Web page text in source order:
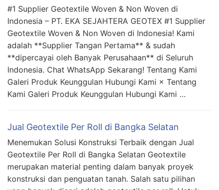
#1 Supplier Geotextile Woven & Non Woven di
Indonesia – PT. EKA SEJAHTERA GEOTEX #1 Supplier
Geotextile Woven & Non Woven di Indonesia! Kami
adalah **Supplier Tangan Pertama** & sudah
**dipercayai oleh Banyak Perusahaan** di Seluruh
Indonesia. Chat WhatsApp Sekarang! Tentang Kami
Galeri Produk Keunggulan Hubungi Kami × Tentang
Kami Galeri Produk Keunggulan Hubungi Kami …
Jual Geotextile Per Roll di Bangka Selatan
Menemukan Solusi Konstruksi Terbaik dengan Jual
Geotextile Per Roll di Bangka Selatan Geotextile
merupakan material penting dalam banyak proyek
konstruksi dan penguatan tanah. Salah satu pilihan